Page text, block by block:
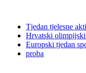
Tjedan tjelesne
Hrvatski
Europski tjedan
proba